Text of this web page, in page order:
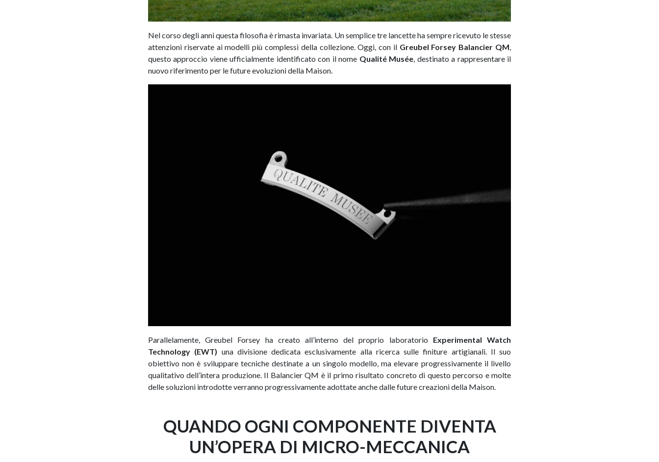
Nel corso degli anni questa filosofia è rimasta invariata. Un semplice tre lancette ha sempre ricevuto le stesse
attenzioni riservate ai modelli più complessi della collezione. Oggi, con il Greubel Forsey Balancier QM,
questo approccio viene ufficialmente identificato con il nome Qualité Musée, destinato a rappresentare il
nuovo riferimento per le future evoluzioni della Maison.
Parallelamente, Greubel Forsey ha creato all’interno del proprio laboratorio Experimental Watch
Technology (EWT) una divisione dedicata esclusivamente alla ricerca sulle finiture artigianali. Il suo
obiettivo non è sviluppare tecniche destinate a un singolo modello, ma elevare progressivamente il livello
qualitativo dell’intera produzione. Il Balancier QM è il primo risultato concreto di questo percorso e molte
delle soluzioni introdotte verranno progressivamente adottate anche dalle future creazioni della Maison.
QUANDO OGNI COMPONENTE DIVENTA
UN’OPERA DI MICRO-MECCANICA